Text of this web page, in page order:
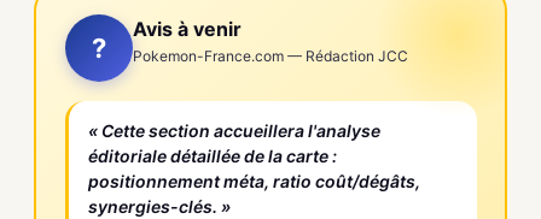
?
Avis à venir
Pokemon-France.com — Rédaction JCC
« Cette section accueillera l'analyse
éditoriale détaillée de la carte :
positionnement méta, ratio coût/dégâts,
synergies-clés. »